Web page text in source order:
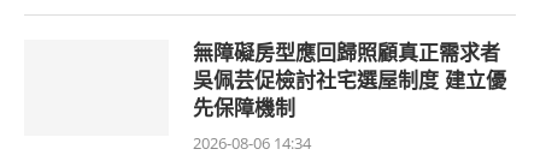
無障礙房型應回歸照顧真正需求者
吳佩芸促檢討社宅選屋制度 建立優
先保障機制
2026-08-06 14:34